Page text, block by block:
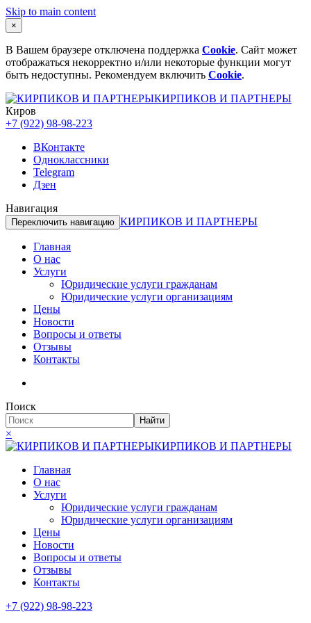
Skip to main content
×
В Вашем браузере отключена поддержка Cookie. Сайт может
отображаться некорректно и/или некоторые функции могут
быть недоступны. Рекомендуем включить Cookie.
КИРПИКОВ И ПАРТНЕРЫ
Киров
+7 (922) 98-98-223
ВКонтакте
Одноклассники
Telegram
Дзен
Навигация
Переключить навигацию КИРПИКОВ И ПАРТНЕРЫ
Главная
О нас
Услуги
Юридические услуги гражданам
Юридические услуги организациям
Цены
Новости
Вопросы и ответы
Отзывы
Контакты
Поиск
Найти
×
КИРПИКОВ И ПАРТНЕРЫ
Главная
О нас
Услуги
Юридические услуги гражданам
Юридические услуги организациям
Цены
Новости
Вопросы и ответы
Отзывы
Контакты
+7 (922) 98-98-223